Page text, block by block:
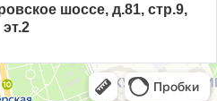
шоссе, д.81, стр.9,
эт.2